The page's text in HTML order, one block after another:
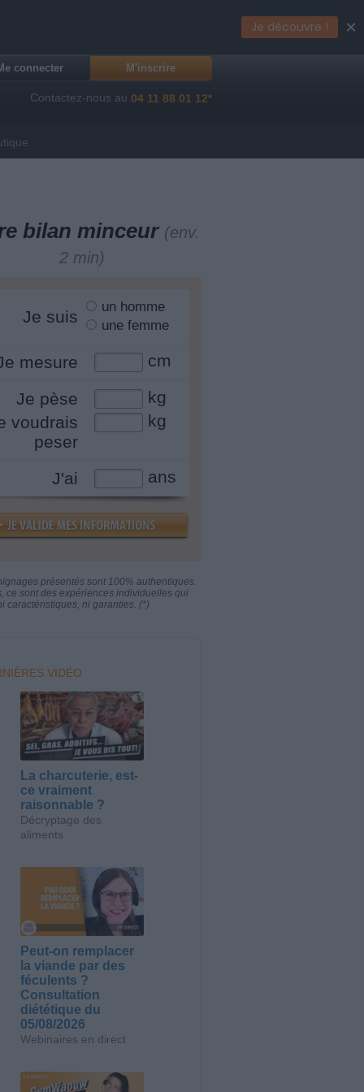
connecter M'inscrire
Contactez-nous au 04 11 88 01 12*
bilan minceur (env.
2 min)
Je suis
un homme
une femme
mesure cm
Je pèse
kg
voudrais
peser
kg
J'ai ans
présentés sont 100% authentiques.
ce sont des expériences individuelles qui
caractéristiques, ni garanties. (*)
VIDÉO
La charcuterie, est-
ce vraiment
raisonnable ?
Décryptage des
aliments
Peut-on remplacer
la viande par des
féculents ?
Consultation
diététique du
05/08/2026
Webinaires en direct
Je découvre ! ×